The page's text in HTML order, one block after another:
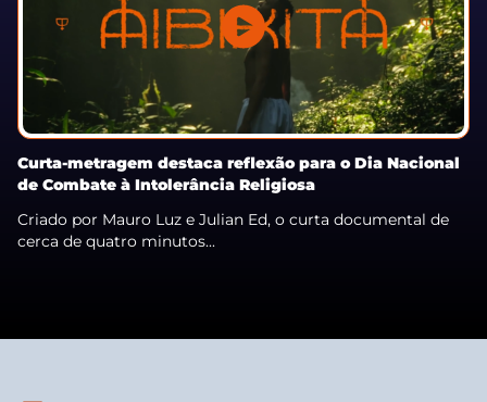
Curta-metragem destaca reflexão para o Dia Nacional
de Combate à Intolerância Religiosa
Criado por Mauro Luz e Julian Ed, o curta documental de
cerca de quatro minutos...